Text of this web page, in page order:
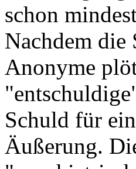
schon
Nachdem die
Anonyme
Schuld für
Äußerung.